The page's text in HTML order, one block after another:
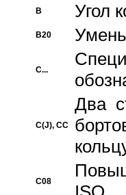
B Угол
B20
C...
C(J), CC
Два
C08